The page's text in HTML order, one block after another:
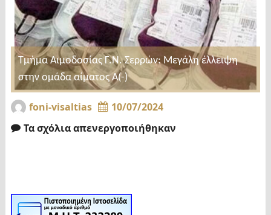
Τμήμα Αιμοδοσίας Γ.Ν. Σερρών: Μεγάλη έλλειψη
στην ομάδα αίματος Α(-)
foni-visaltias
10/07/2024
Τα σχόλια απενεργοποιήθηκαν